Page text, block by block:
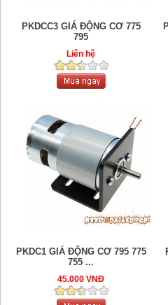
PKDCC3 GIÁ ĐỘNG CƠ 775
795
Liên hệ
PKDC1 GIÁ ĐỘNG CƠ 795 775
755 ...
45.000 VNĐ